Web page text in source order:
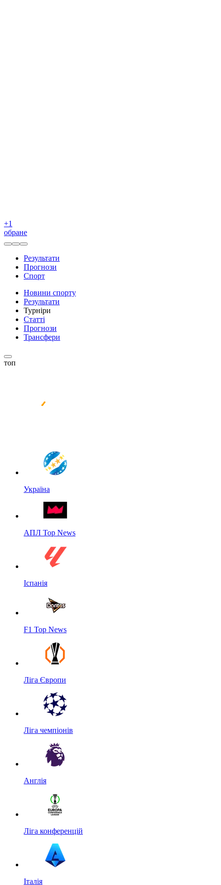
+1
обране
Результати
Прогнози
Спорт
Новини спорту
Результати
Турніри
Статті
Прогнози
Трансфери
топ
Україна
АПЛ Top News
Іспанія
F1 Top News
Ліга Європи
Ліга чемпіонів
Англія
Ліга конференцій
Італія